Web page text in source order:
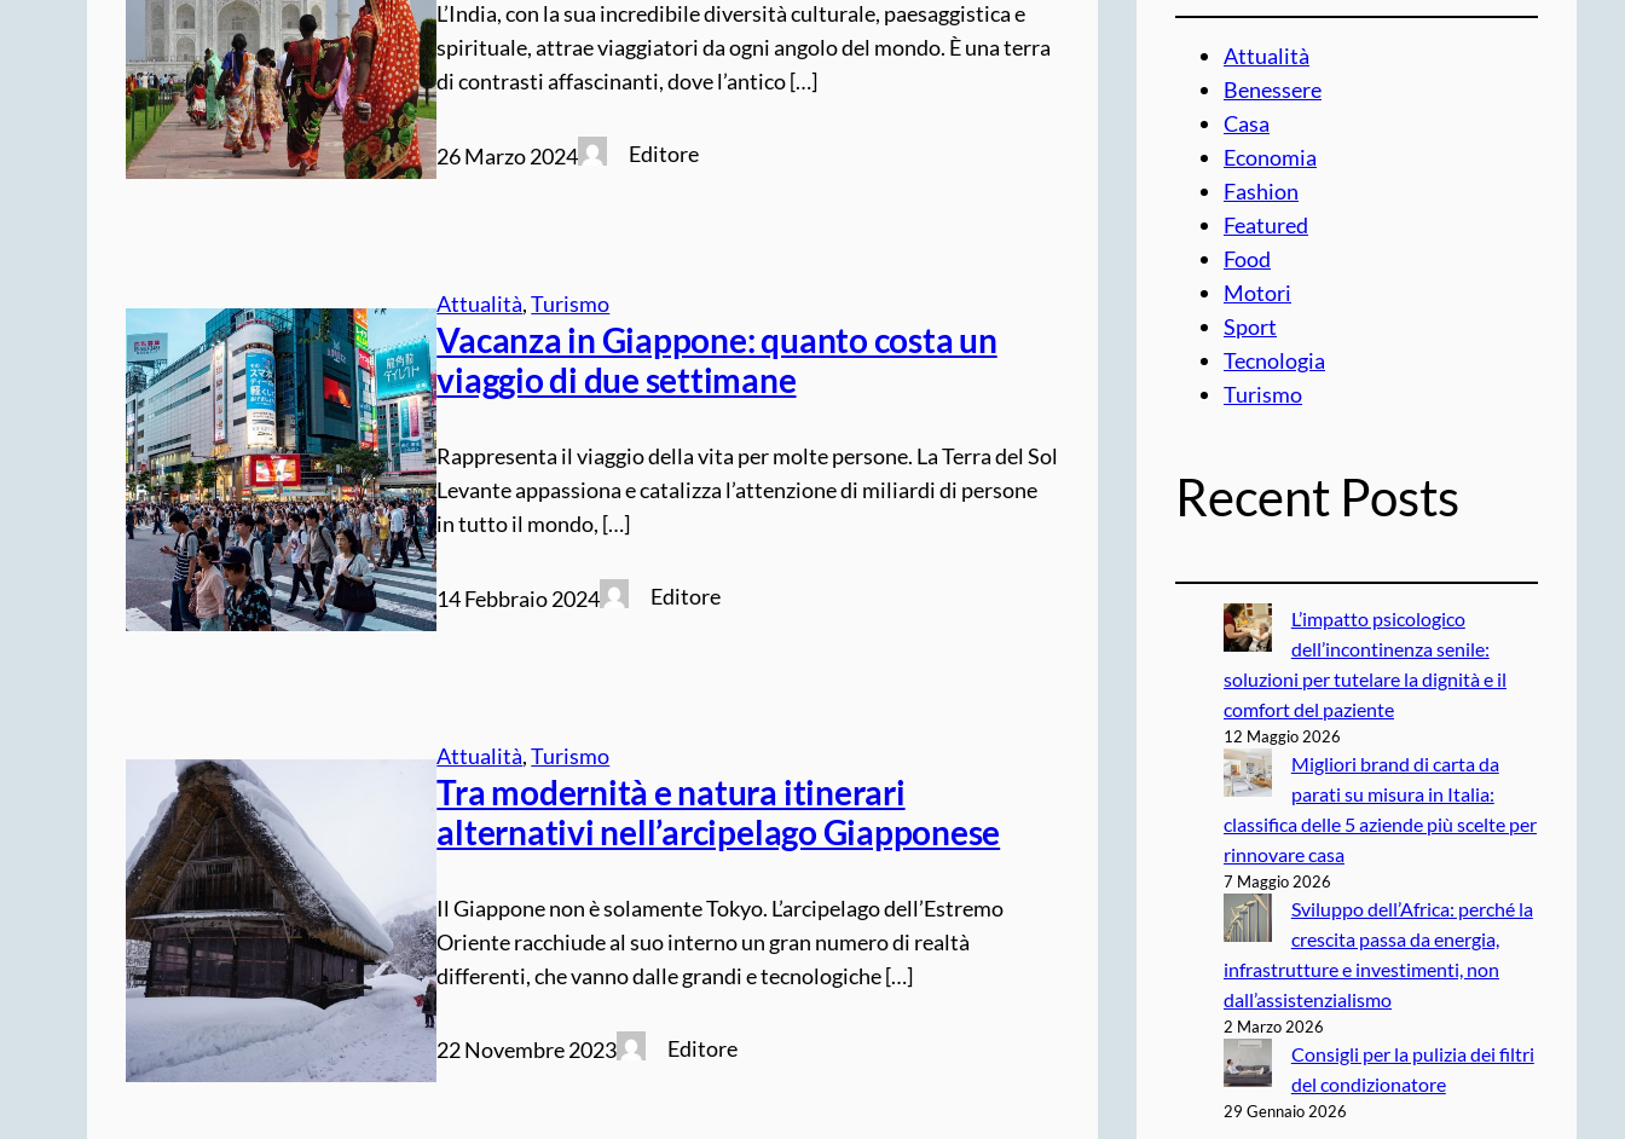
L’India, con la sua incredibile diversità culturale, paesaggistica e
spirituale, attrae viaggiatori da ogni angolo del mondo. È una terra
di contrasti affascinanti, dove l’antico […]
26 Marzo 2024 Editore
Attualità, Turismo
Vacanza in Giappone: quanto costa un
viaggio di due settimane
Rappresenta il viaggio della vita per molte persone. La Terra del Sol
Levante appassiona e catalizza l’attenzione di miliardi di persone
in tutto il mondo, […]
14 Febbraio 2024 Editore
Attualità, Turismo
Tra modernità e natura itinerari
alternativi nell’arcipelago Giapponese
Il Giappone non è solamente Tokyo. L’arcipelago dell’Estremo
Oriente racchiude al suo interno un gran numero di realtà
differenti, che vanno dalle grandi e tecnologiche […]
22 Novembre 2023 Editore
Attualità
Benessere
Casa
Economia
Fashion
Featured
Food
Motori
Sport
Tecnologia
Turismo
Recent Posts
L’impatto psicologico
dell’incontinenza senile:
soluzioni per tutelare la dignità e il
comfort del paziente
12 Maggio 2026
Migliori brand di carta da
parati su misura in Italia:
classifica delle 5 aziende più scelte per
rinnovare casa
7 Maggio 2026
Sviluppo dell’Africa: perché la
crescita passa da energia,
infrastrutture e investimenti, non
dall’assistenzialismo
2 Marzo 2026
Consigli per la pulizia dei filtri
del condizionatore
29 Gennaio 2026